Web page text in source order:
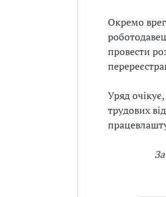
Окремо
провести
Уряд
трудових